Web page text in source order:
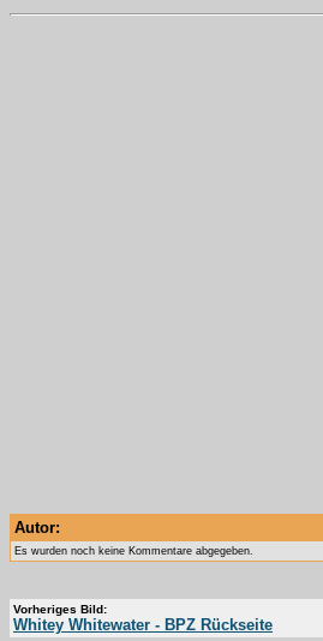
Autor:
Es wurden noch keine Kommentare abgegeben.
Vorheriges Bild:
Whitey Whitewater - BPZ Rückseite